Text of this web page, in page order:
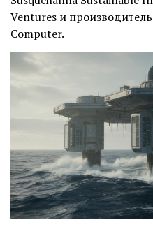
Ventures и
Computer.